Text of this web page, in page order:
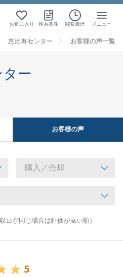
お気に入り 検索条件 閲覧履歴 メニュー
恵比寿センター お客様の声一覧
ー
お客様の声
日が同じ場合は評価が高い順）
5